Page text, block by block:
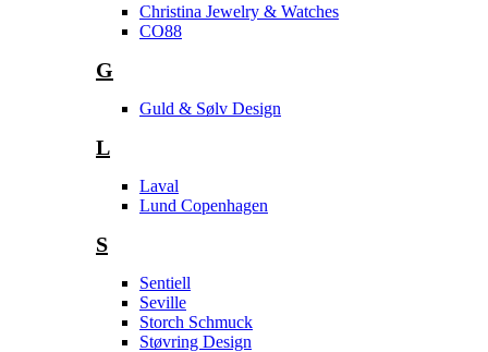
Christina Jewelry & Watches
CO88
G
Guld & Sølv Design
L
Laval
Lund Copenhagen
S
Sentiell
Seville
Storch Schmuck
Støvring Design